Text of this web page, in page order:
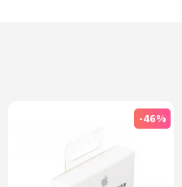
-46%